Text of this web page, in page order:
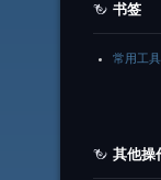
书签
常用工具
其他操